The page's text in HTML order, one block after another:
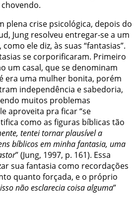
plena crise psicológica, depois do
Jung resolveu entregar-se a um
ele diz, às suas “fantasias”.
se corporificaram. Primeiro
um casal, que se denominam
era uma mulher bonita, porém
independência e sabedoria,
muitos problemas
aproveita pra ficar “se
como as figuras bíblicas tão
tentei tornar plausível a
bíblicos em minha fantasia, uma
” (Jung, 1997, p. 161). Essa
sua fantasia como recordações
quanto forçada, e o próprio
não esclarecia coisa alguma”